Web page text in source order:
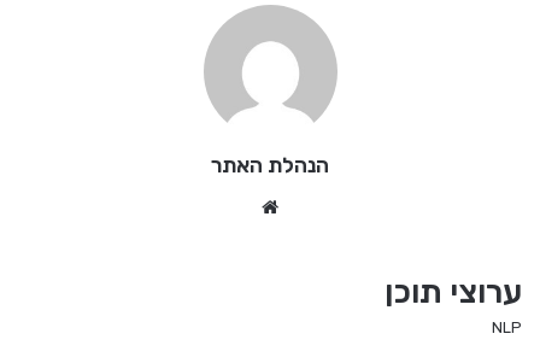
הנהלת האתר
ערוצי תוכן
NLP